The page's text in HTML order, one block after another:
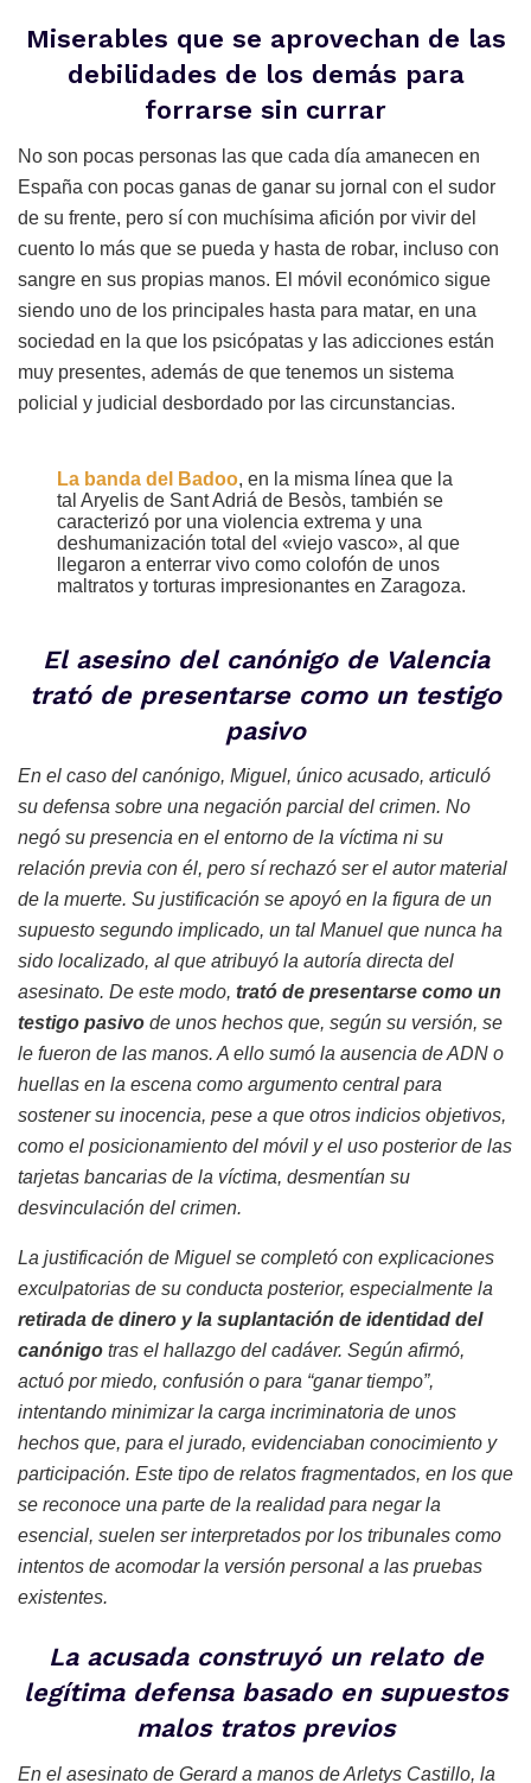
Miserables que se aprovechan de las
debilidades de los demás para
forrarse sin currar
No son pocas personas las que cada día amanecen en
España con pocas ganas de ganar su jornal con el sudor
de su frente, pero sí con muchísima afición por vivir del
cuento lo más que se pueda y hasta de robar, incluso con
sangre en sus propias manos. El móvil económico sigue
siendo uno de los principales hasta para matar, en una
sociedad en la que los psicópatas y las adicciones están
muy presentes, además de que tenemos un sistema
policial y judicial desbordado por las circunstancias.
La banda del Badoo, en la misma línea que la
tal Aryelis de Sant Adriá de Besòs, también se
caracterizó por una violencia extrema y una
deshumanización total del «viejo vasco», al que
llegaron a enterrar vivo como colofón de unos
maltratos y torturas impresionantes en Zaragoza.
El asesino del canónigo de Valencia
trató de presentarse como un testigo
pasivo
En el caso del canónigo, Miguel, único acusado, articuló
su defensa sobre una negación parcial del crimen. No
negó su presencia en el entorno de la víctima ni su
relación previa con él, pero sí rechazó ser el autor material
de la muerte. Su justificación se apoyó en la figura de un
supuesto segundo implicado, un tal Manuel que nunca ha
sido localizado, al que atribuyó la autoría directa del
asesinato. De este modo, trató de presentarse como un
testigo pasivo de unos hechos que, según su versión, se
le fueron de las manos. A ello sumó la ausencia de ADN o
huellas en la escena como argumento central para
sostener su inocencia, pese a que otros indicios objetivos,
como el posicionamiento del móvil y el uso posterior de las
tarjetas bancarias de la víctima, desmentían su
desvinculación del crimen.
La justificación de Miguel se completó con explicaciones
exculpatorias de su conducta posterior, especialmente la
retirada de dinero y la suplantación de identidad del
canónigo tras el hallazgo del cadáver. Según afirmó,
actuó por miedo, confusión o para “ganar tiempo”,
intentando minimizar la carga incriminatoria de unos
hechos que, para el jurado, evidenciaban conocimiento y
participación. Este tipo de relatos fragmentados, en los que
se reconoce una parte de la realidad para negar la
esencial, suelen ser interpretados por los tribunales como
intentos de acomodar la versión personal a las pruebas
existentes.
La acusada construyó un relato de
legítima defensa basado en supuestos
malos tratos previos
En el asesinato de Gerard a manos de Arletys Castillo, la